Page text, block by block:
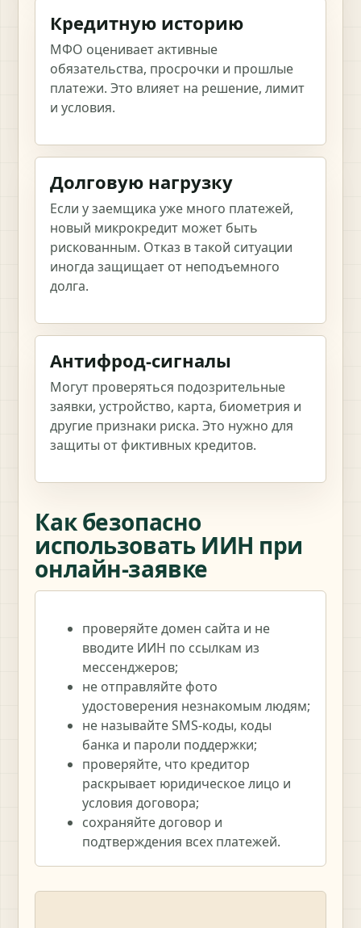
Кредитную историю
МФО оценивает активные
обязательства, просрочки и прошлые
платежи. Это влияет на решение, лимит
и условия.
Долговую нагрузку
Если у заемщика уже много платежей,
новый микрокредит может быть
рискованным. Отказ в такой ситуации
иногда защищает от неподъемного
долга.
Антифрод-сигналы
Могут проверяться подозрительные
заявки, устройство, карта, биометрия и
другие признаки риска. Это нужно для
защиты от фиктивных кредитов.
Как безопасно
использовать ИИН при
онлайн-заявке
проверяйте домен сайта и не
вводите ИИН по ссылкам из
мессенджеров;
не отправляйте фото
удостоверения незнакомым людям;
не называйте SMS-коды, коды
банка и пароли поддержки;
проверяйте, что кредитор
раскрывает юридическое лицо и
условия договора;
сохраняйте договор и
подтверждения всех платежей.